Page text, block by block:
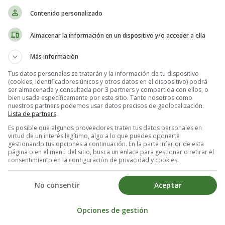
y colorear sobre la tierra y el
Contenido personalizado
Almacenar la información en un dispositivo y/o acceder a ella
Más información
Tus datos personales se tratarán y la información de tu dispositivo
(cookies, identificadores únicos y otros datos en el dispositivo) podrá
ser almacenada y consultada por 3 partners y compartida con ellos, o
bien usada específicamente por este sitio. Tanto nosotros como
nuestros partners podemos usar datos precisos de geolocalización.
Lista de partners.
Es posible que algunos proveedores traten tus datos personales en
virtud de un interés legítimo, algo a lo que puedes oponerte
gestionando tus opciones a continuación. En la parte inferior de esta
página o en el menú del sitio, busca un enlace para gestionar o retirar el
consentimiento en la configuración de privacidad y cookies.
Aceptar
No consentir
Opciones de gestión